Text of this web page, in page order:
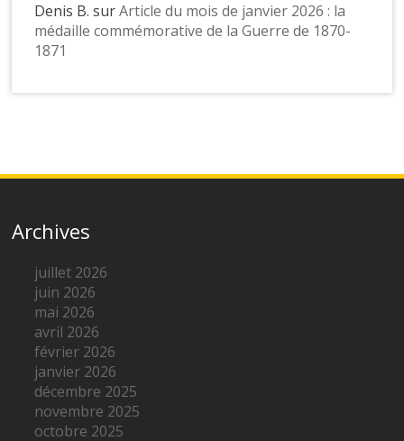
Denis B. surArticle du mois de janvier 2026 : la
médaille commémorative de la Guerre de 1870-
1871
Archives
juillet 2026
juin 2026
mai 2026
avril 2026
février 2026
janvier 2026
décembre 2025
novembre 2025
octobre 2025